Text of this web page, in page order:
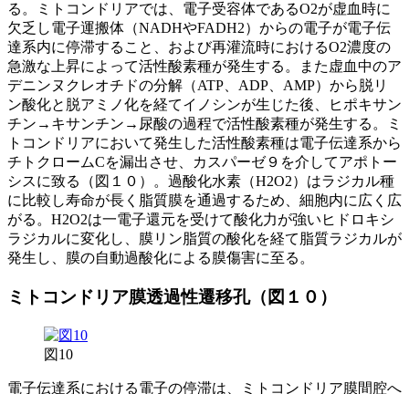
る。ミトコンドリアでは、電子受容体であるO2が虚血時に
欠乏し電子運搬体（NADHやFADH2）からの電子が電子伝
達系内に停滞すること、および再灌流時におけるO2濃度の
急激な上昇によって活性酸素種が発生する。また虚血中のア
デニンヌクレオチドの分解（ATP、ADP、AMP）から脱リ
ン酸化と脱アミノ化を経てイノシンが生じた後、ヒポキサン
チン→キサンチン→尿酸の過程で活性酸素種が発生する。ミ
トコンドリアにおいて発生した活性酸素種は電子伝達系から
チトクロームCを漏出させ、カスパーゼ９を介してアポトー
シスに致る（図１０）。過酸化水素（H2O2）はラジカル種
に比較し寿命が長く脂質膜を通過するため、細胞内に広く広
がる。H2O2は一電子還元を受けて酸化力が強いヒドロキシ
ラジカルに変化し、膜リン脂質の酸化を経て脂質ラジカルが
発生し、膜の自動過酸化による膜傷害に至る。
ミトコンドリア膜透過性遷移孔（図１０）
図10
電子伝達系における電子の停滞は、ミトコンドリア膜間腔へ